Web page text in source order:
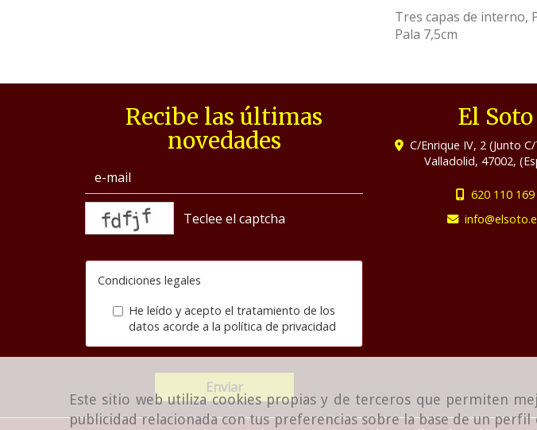
Este sitio web utiliza cookies propias y de terceros que permiten
publicidad relacionada con tus preferencias sobre la base de un
Tres capas de interno,
Pala 7,5cm
Recibe las últimas
novedades
Condiciones legales
He leído y acepto el tratamiento de los
datos acorde a la política de privacidad
Enviar
El Soto
C/Enrique IV, 2 (Junto
Valladolid, 47002,
620 110 169
info